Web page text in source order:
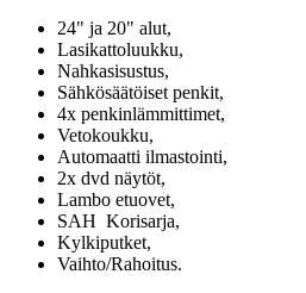
24" ja 20" alut,
Lasikattoluukku,
Nahkasisustus,
Sähkösäätöiset penkit,
4x penkinlämmittimet,
Vetokoukku,
Automaatti ilmastointi,
2x dvd näytöt,
Lambo etuovet,
SAH Korisarja,
Kylkiputket,
Vaihto/Rahoitus.